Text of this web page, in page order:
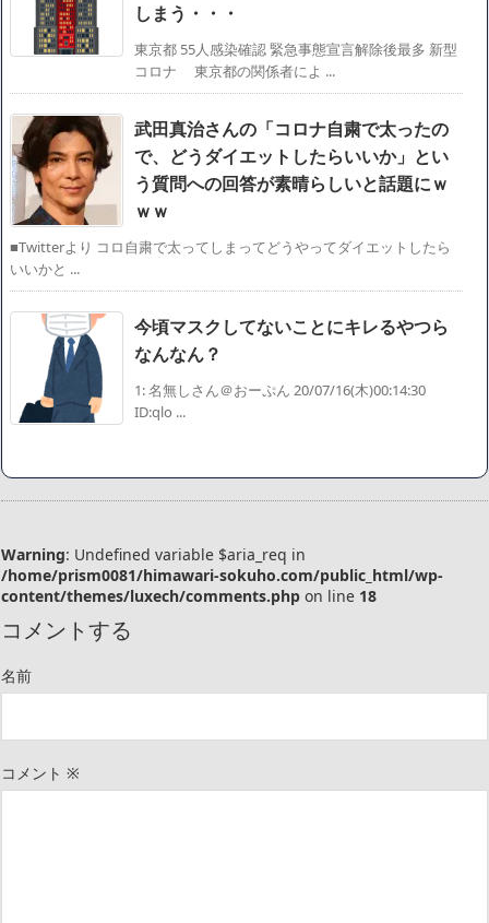
しまう・・・
東京都 55人感染確認 緊急事態宣言解除後最多 新型
コロナ 東京都の関係者によ ...
武田真治さんの「コロナ自粛で太ったの
で、どうダイエットしたらいいか」とい
う質問への回答が素晴らしいと話題にｗ
ｗｗ
■Twitterより コロ自粛で太ってしまってどうやってダイエットしたら
いいかと ...
今頃マスクしてないことにキレるやつら
なんなん？
1: 名無しさん＠おーぷん 20/07/16(木)00:14:30
ID:qlo ...
Warning: Undefined variable $aria_req in
/home/prism0081/himawari-sokuho.com/public_html/wp-
content/themes/luxech/comments.php on line 18
コメントする
名前
コメント ※